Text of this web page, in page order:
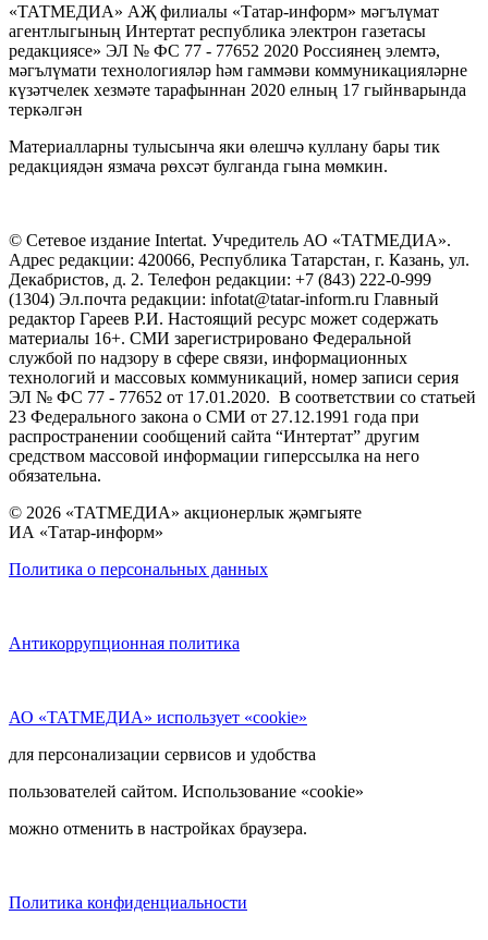
«ТАТМЕДИА» АҖ филиалы «Татар-информ» мәгълүмат
агентлыгының Интертат республика электрон газетасы
редакциясе» ЭЛ № ФС 77 - 77652 2020 Россиянең элемтә,
мәгълүмати технологияләр һәм гаммәви коммуникацияләрне
күзәтчелек хезмәте тарафыннан 2020 елның 17 гыйнварында
теркәлгән
Материалларны тулысынча яки өлешчә куллану бары тик
редакциядән язмача рөхсәт булганда гына мөмкин.
© Сетевое издание Intertat. Учредитель АО «ТАТМЕДИА».
Адрес редакции: 420066, Республика Татарстан, г. Казань, ул.
Декабристов, д. 2. Телефон редакции: +7 (843) 222-0-999
(1304) Эл.почта редакции: infotat@tatar-inform.ru Главный
редактор Гареев Р.И. Настоящий ресурс может содержать
материалы 16+. СМИ зарегистрировано Федеральной
службой по надзору в сфере связи, информационных
технологий и массовых коммуникаций, номер записи серия
ЭЛ № ФС 77 - 77652 от 17.01.2020. В соответствии со статьей
23 Федерального закона о СМИ от 27.12.1991 года при
распространении сообщений сайта “Интертат” другим
средством массовой информации гиперссылка на него
обязательна.
© 2026 «ТАТМЕДИА» акционерлык җәмгыяте
ИА «Татар-информ»
Политика о персональных данных
Антикоррупционная политика
АО «ТАТМЕДИА» использует «cookie»
для персонализации сервисов и удобства
пользователей сайтом. Использование «cookie»
можно отменить в настройках браузера.
Политика конфиденциальности